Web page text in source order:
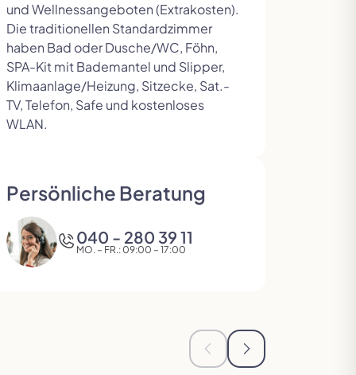
und Wellnessangeboten (Extrakosten).
Die traditionellen Standardzimmer
haben Bad oder Dusche/WC, Föhn,
SPA-Kit mit Bademantel und Slipper,
Klimaanlage/Heizung, Sitzecke, Sat.-
TV, Telefon, Safe und kostenloses
WLAN.
Persönliche Beratung
040 - 280 39 11
MO. – FR.: 09:00 – 17:00
Zur vorherigen Seite in
Zur nächsten